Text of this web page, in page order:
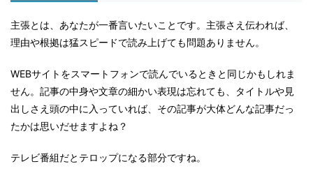
主張とは、あなたが一番言いたいことです。主張さえ伝われば、
理由や根拠は猛スピードで読み上げても問題ありません。
WEBサイトをスマートフォンで読んでいるときと同じかもしれま
せん。記事の中身や文章の細かい表現は忘れても、タイトルや見
出しさえ頭の中に入っていれば、その記事が大体どんな記事だっ
たかは思いだせますよね？
テレビ番組だとテロップになる部分ですね。